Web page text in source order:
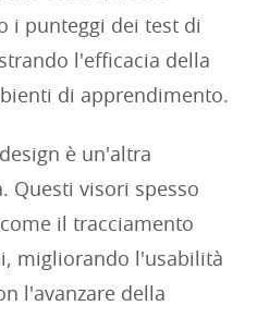
i punteggi dei test di
l'efficacia della
di apprendimento.
è un'altra
Questi visori spesso
il tracciamento
migliorando l'usabilità
l'avanzare della